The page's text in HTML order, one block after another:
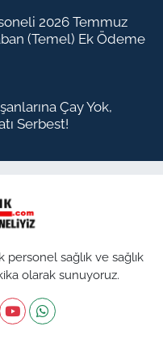
2026 Temmuz
(Temel) Ek Ödeme
Çay Yok,
Serbest!
personel sağlık ve sağlık
olarak sunuyoruz.